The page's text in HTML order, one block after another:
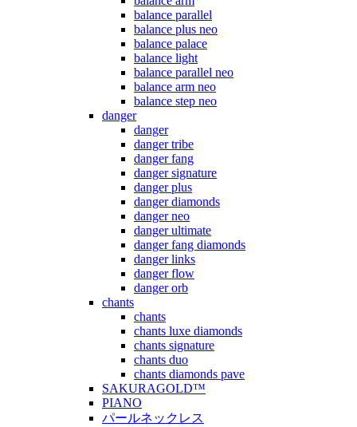
balance parallel
balance plus neo
balance palace
balance light
balance parallel neo
balance arm neo
balance step neo
danger
danger
danger tribe
danger fang
danger signature
danger plus
danger diamonds
danger neo
danger ultimate
danger fang diamonds
danger links
danger flow
danger orb
chants
chants
chants luxe diamonds
chants signature
chants duo
chants diamonds pave
SAKURAGOLD™
PIANO
パールネックレス